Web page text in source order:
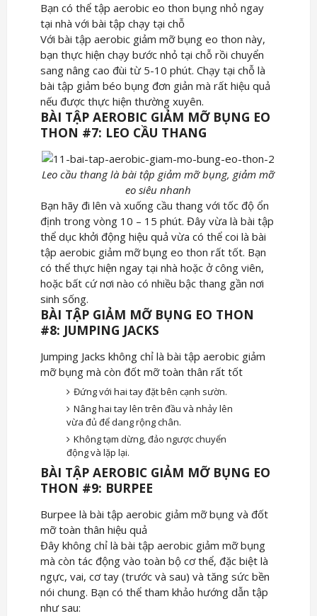
Bạn có thể tập aerobic eo thon bụng nhỏ ngay
tại nhà với bài tập chạy tại chỗ
Với bài tập aerobic giảm mỡ bụng eo thon này,
bạn thực hiện chạy bước nhỏ tại chỗ rồi chuyển
sang nâng cao đùi từ 5-10 phút. Chạy tại chỗ là
bài tập giảm béo bụng đơn giản mà rất hiệu quả
nếu được thực hiện thường xuyên.
BÀI TẬP AEROBIC GIẢM MỠ BỤNG EO
THON #7: LEO CẦU THANG
Leo cầu thang là bài tập giảm mỡ bụng, giảm mỡ
eo siêu nhanh
Bạn hãy đi lên và xuống cầu thang với tốc độ ổn
định trong vòng 10 – 15 phút. Đây vừa là bài tập
thể dục khởi động hiệu quả vừa có thể coi là bài
tập aerobic giảm mỡ bụng eo thon rất tốt. Bạn
có thể thực hiện ngay tại nhà hoặc ở công viên,
hoặc bất cứ nơi nào có nhiều bậc thang gần nơi
sinh sống.
BÀI TẬP GIẢM MỠ BỤNG EO THON
#8: JUMPING JACKS
Jumping Jacks không chỉ là bài tập aerobic giảm
mỡ bụng mà còn đốt mỡ toàn thân rất tốt
Đứng với hai tay đặt bên cạnh sườn.
Nâng hai tay lên trên đầu và nhảy lên
vừa đủ để dang rộng chân.
Không tạm dừng, đảo ngược chuyển
động và lặp lại.
BÀI TẬP AEROBIC GIẢM MỠ BỤNG EO
THON #9: BURPEE
Burpee là bài tập aerobic giảm mỡ bụng và đốt
mỡ toàn thân hiệu quả
Đây không chỉ là bài tập aerobic giảm mỡ bụng
mà còn tác động vào toàn bộ cơ thể, đặc biệt là
ngực, vai, cơ tay (trước và sau) và tăng sức bền
nói chung. Bạn có thể tham khảo hướng dẫn tập
như sau: